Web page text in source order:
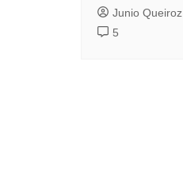
Junio Queiroz
5